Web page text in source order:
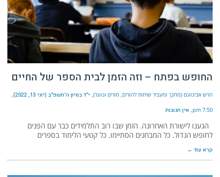
החופש בפתח – וזה הזמן לבית הספר של החיים
הרש אבינועם (מחנך ומעביר שיחות להורים, מורים ונוער) י״ד בסיון ה׳תשפ״ב (יוני 13, 2022)
7:50 pm אין תגובות
הגענו לישורת האחרונה. הזמן שבו רוב התלמידים כבר עם הפנים
לחופש הגדול. כל המבחנים הסתיימו. כל קטעי הלימוד בספרים
קרא עוד ←